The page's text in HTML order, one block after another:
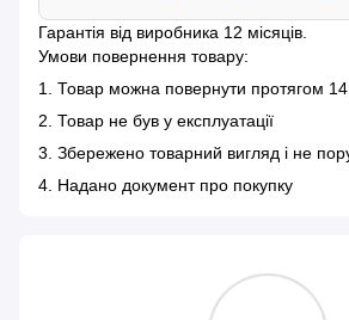
Гарантія від виробника 12 місяців.
Умови повернення товару:
1. Товар можна повернути протягом 14
2. Товар не був у експлуатації
3. Збережено товарний вигляд і не
4. Надано документ про покупку